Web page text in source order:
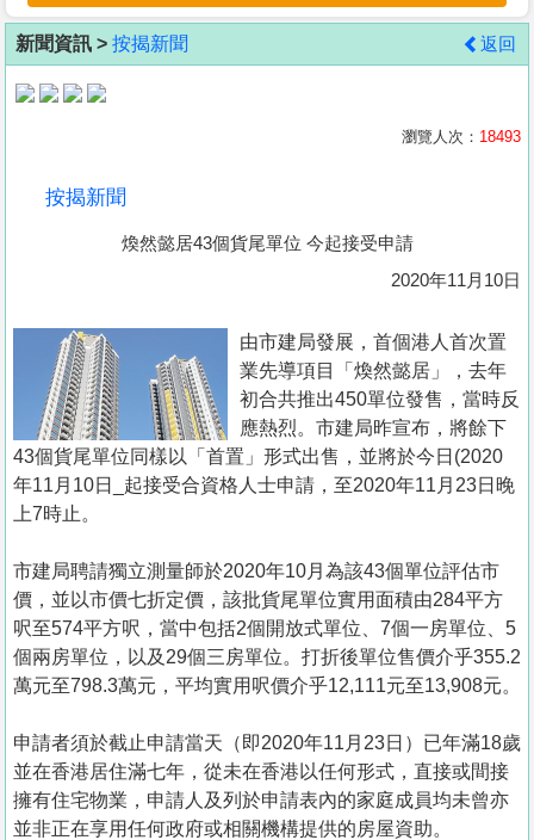
客
地
產
手
冊
關
我
們
新聞資訊 > 按揭新聞 返回
瀏覽人次： 18493
按揭新聞
煥然懿居43個貨尾單位 今起接受申請
2020年11月10日
由市建局發展，首個港人首次置
業先導項目「煥然懿居」，去年
初合共推出450單位發售，當時反
應熱烈。市建局昨宣布，將餘下
43個貨尾單位同樣以「首置」形式出售，並將於今日(2020
年11月10日_起接受合資格人士申請，至2020年11月23日晚
上7時止。
市建局聘請獨立測量師於2020年10月為該43個單位評估市
價，並以市價七折定價，該批貨尾單位實用面積由284平方
呎至574平方呎，當中包括2個開放式單位、7個一房單位、5
個兩房單位，以及29個三房單位。打折後單位售價介乎355.2
萬元至798.3萬元，平均實用呎價介乎12,111元至13,908元。
申請者須於截止申請當天（即2020年11月23日）已年滿18歲
並在香港居住滿七年，從未在香港以任何形式，直接或間接
擁有住宅物業，申請人及列於申請表內的家庭成員均未曾亦
並非正在享用任何政府或相關機構提供的房屋資助。